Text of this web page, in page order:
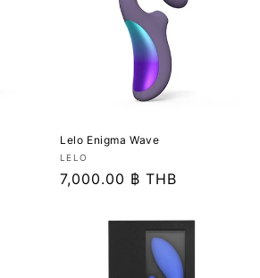
Lelo Enigma Wave
เวน
เด
LELO
ราคา
7,000.00 ฿ THB